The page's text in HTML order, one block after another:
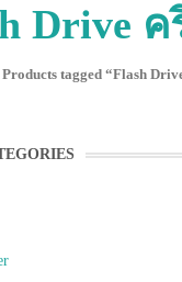
Drive
tagged “Flash